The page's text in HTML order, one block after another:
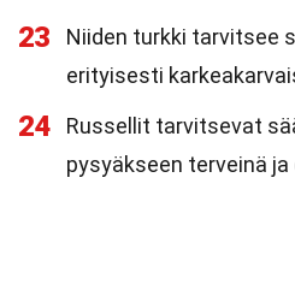
23
Niiden turkki tarvitsee
erityisesti
24
Russellit tarvitsevat
pysyäkseen terveinä ja